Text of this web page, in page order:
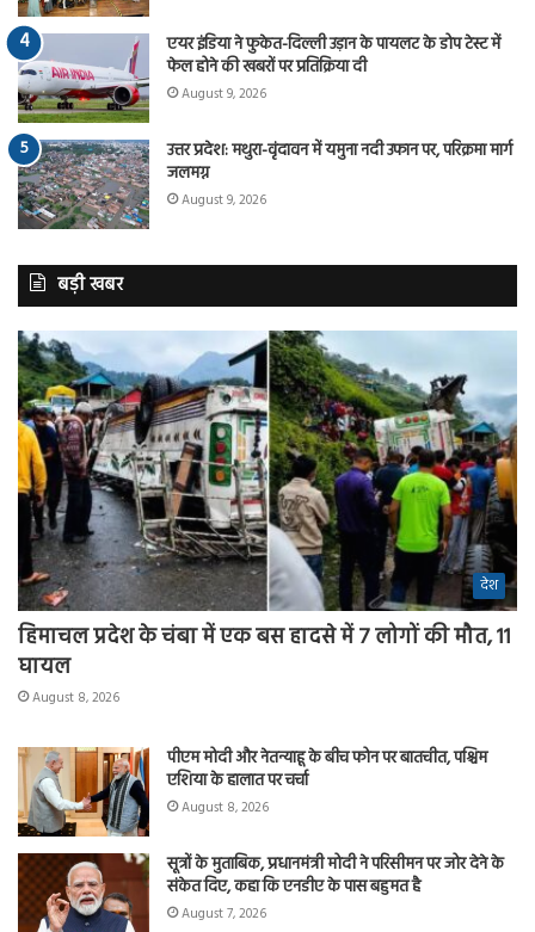
एयर इंडिया ने फुकेत-दिल्ली उड़ान के पायलट के डोप टेस्ट में
फेल होने की खबरों पर प्रतिक्रिया दी
August 9, 2026
उत्तर प्रदेश: मथुरा-वृंदावन में यमुना नदी उफान पर, परिक्रमा मार्ग
जलमग्न
August 9, 2026
बड़ी खबर
देश
हिमाचल प्रदेश के चंबा में एक बस हादसे में 7 लोगों की मौत, 11
घायल
August 8, 2026
पीएम मोदी और नेतन्याहू के बीच फोन पर बातचीत, पश्चिम
एशिया के हालात पर चर्चा
August 8, 2026
सूत्रों के मुताबिक, प्रधानमंत्री मोदी ने परिसीमन पर जोर देने के
संकेत दिए, कहा कि एनडीए के पास बहुमत है
August 7, 2026